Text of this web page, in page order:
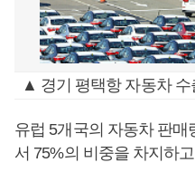
▲ 경기 평택항 자동차 수
유럽 5개국의 자동차 판매
서 75%의 비중을 차지하